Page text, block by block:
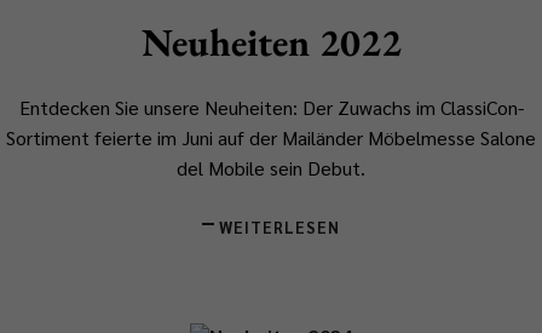
Neuheiten 2022
Entdecken Sie unsere Neuheiten: Der Zuwachs im ClassiCon-
Sortiment feierte im Juni auf der Mailänder Möbelmesse Salone
del Mobile sein Debut.
WEITERLESEN